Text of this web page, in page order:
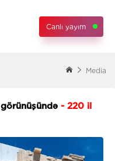
Canlı yayım
Media
- 220 il